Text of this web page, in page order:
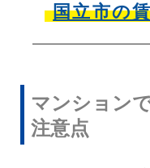
国立市の
マンション
注意点